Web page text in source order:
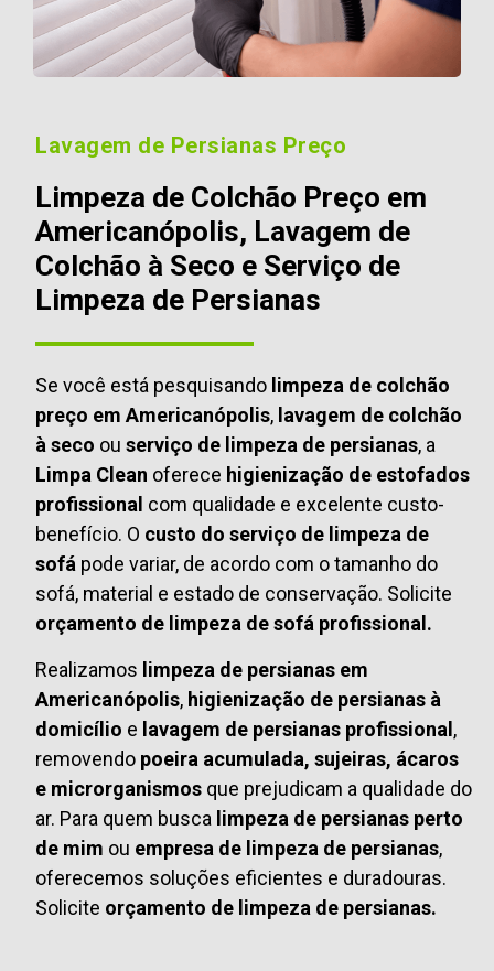
Lavagem de Persianas Preço
Limpeza de Colchão Preço em
Americanópolis, Lavagem de
Colchão à Seco e Serviço de
Limpeza de Persianas
Se você está pesquisando limpeza de colchão
preço em Americanópolis, lavagem de colchão
à seco ou serviço de limpeza de persianas, a
Limpa Clean oferece higienização de estofados
profissional com qualidade e excelente custo-
benefício. O custo do serviço de limpeza de
sofá pode variar, de acordo com o tamanho do
sofá, material e estado de conservação. Solicite
orçamento de limpeza de sofá profissional.
Realizamos limpeza de persianas em
Americanópolis, higienização de persianas à
domicílio e lavagem de persianas profissional,
removendo poeira acumulada, sujeiras, ácaros
e microrganismos que prejudicam a qualidade do
ar. Para quem busca limpeza de persianas perto
de mim ou empresa de limpeza de persianas,
oferecemos soluções eficientes e duradouras.
Solicite orçamento de limpeza de persianas.